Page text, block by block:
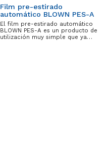
Film pre-estirado
automático BLOWN PES-A
El film pre-estirado automático
BLOWN PES-A es un producto de
utilización muy simple que ya…